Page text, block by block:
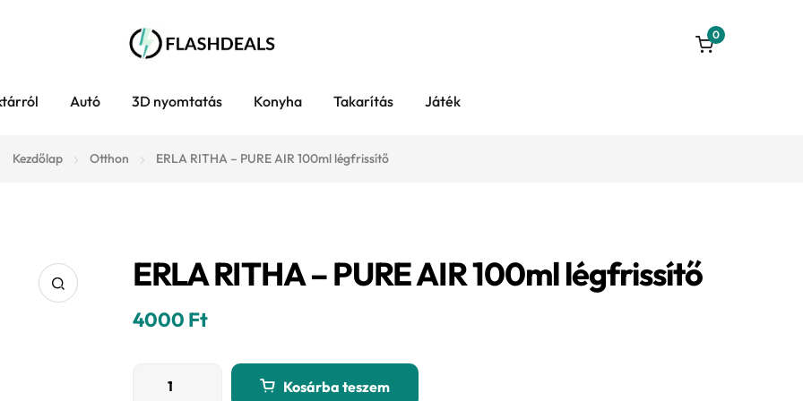
0
Autó 3D nyomtatás Konyha Takarítás Játék
Kezdőlap Otthon ERLA RITHA – PURE AIR 100ml légfrissítő
ERLA RITHA – PURE AIR 100ml légfrissítő
4000 Ft
Kosárba teszem